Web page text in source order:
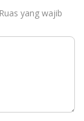
Ruas yang wajib